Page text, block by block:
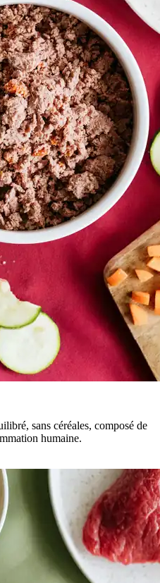
sans céréales, composé de
humaine.